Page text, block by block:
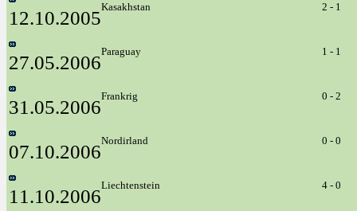
12.10.2005
Kasakhstan 2 - 1
27.05.2006
Paraguay 1 - 1
31.05.2006
Frankrig 0 - 2
07.10.2006
Nordirland 0 - 0
11.10.2006
Liechtenstein 4 - 0